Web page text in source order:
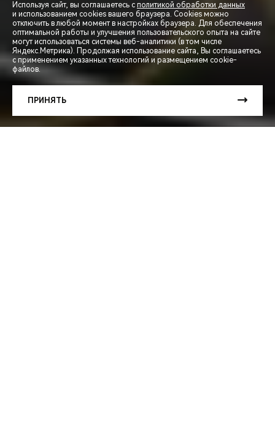
СПЕЦПРЕДЛОЖЕНИЯ
Используя сайт, вы соглашаетесь с политикой обработки данных
и использованием cookies вашего браузера. Cookies можно
отключить в любой момент в настройках браузера. Для обеспечения
оптимальной работы и улучшения пользовательского опыта на сайте
могут использоваться системы веб-аналитики (в том числе
Яндекс.Метрика). Продолжая использование сайта, Вы соглашаетесь
с применением указанных технологий и размещением cookie-
файлов.
ПРИНЯТЬ